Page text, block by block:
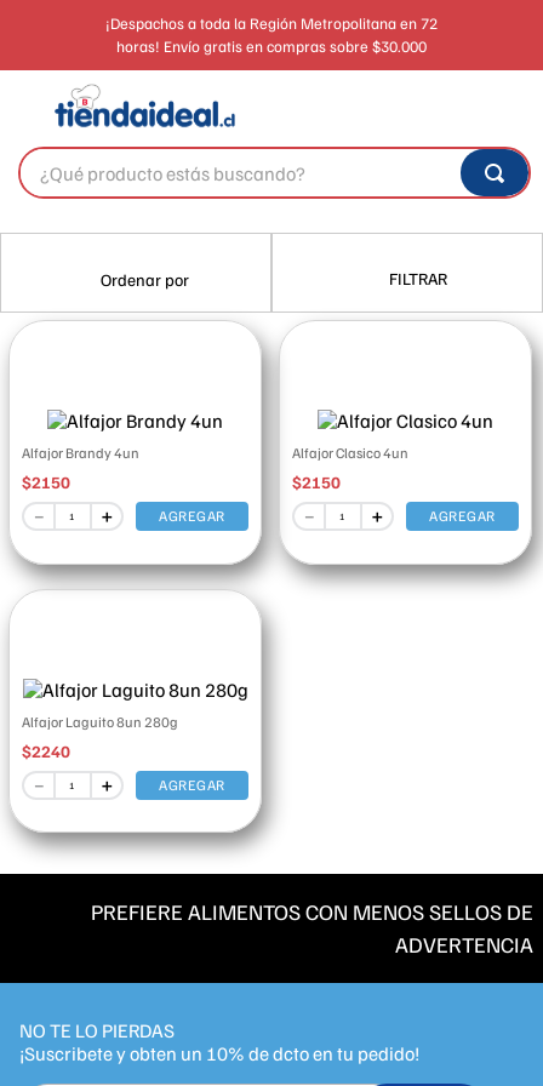
¡Despachos a toda la Región Metropolitana en 72
horas! Envío gratis en compras sobre $30.000
¿Qué producto estás buscando?
FILTRAR
Alfajor Brandy 4un
$2150
＋
－ AGREGAR
Alfajor Clasico 4un
$2150
＋
－ AGREGAR
Alfajor Laguito 8un 280g
$2240
＋
－ AGREGAR
PREFIERE ALIMENTOS CON MENOS SELLOS DE
ADVERTENCIA
NO TE LO PIERDAS